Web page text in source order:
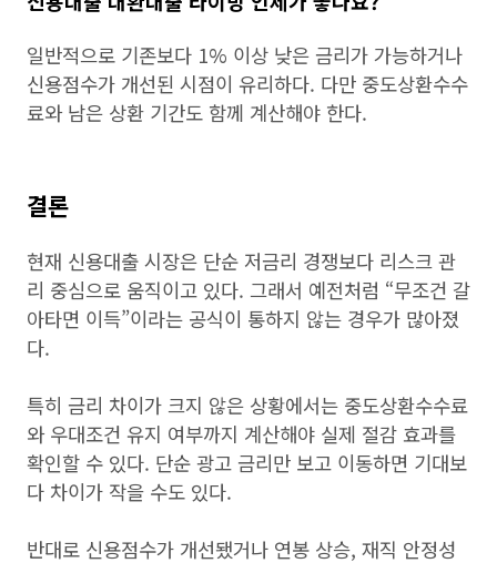
일반적으로 기존보다 1% 이상 낮은 금리가 가능하거나
신용점수가 개선된 시점이 유리하다. 다만 중도상환수수
료와 남은 상환 기간도 함께 계산해야 한다.
결론
현재 신용대출 시장은 단순 저금리 경쟁보다 리스크 관
리 중심으로 움직이고 있다. 그래서 예전처럼 “무조건 갈
아타면 이득”이라는 공식이 통하지 않는 경우가 많아졌
다.
특히 금리 차이가 크지 않은 상황에서는 중도상환수수료
와 우대조건 유지 여부까지 계산해야 실제 절감 효과를
확인할 수 있다. 단순 광고 금리만 보고 이동하면 기대보
다 차이가 작을 수도 있다.
반대로 신용점수가 개선됐거나 연봉 상승, 재직 안정성